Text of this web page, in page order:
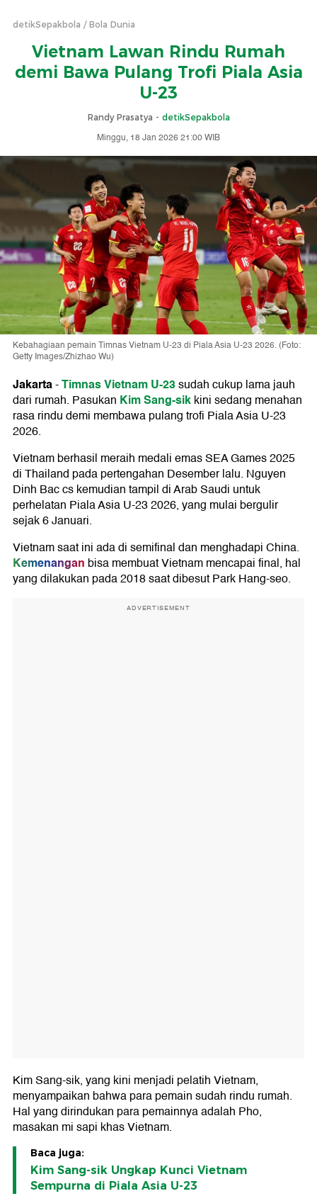
detikSepakbola Bola Dunia
Vietnam Lawan Rindu Rumah
demi Bawa Pulang Trofi Piala Asia
U-23
Randy Prasatya - detikSepakbola
Minggu, 18 Jan 2026 21:00 WIB
Kebahagiaan pemain Timnas Vietnam U-23 di Piala Asia U-23 2026. (Foto:
Getty Images/Zhizhao Wu)
Jakarta-Timnas Vietnam U-23sudah cukup lama jauh
dari rumah. Pasukan Kim Sang-sikkini sedang menahan
rasa rindu demi membawa pulang trofi Piala Asia U-23
2026.
Vietnam berhasil meraih medali emas SEA Games 2025
di Thailand pada pertengahan Desember lalu. Nguyen
Dinh Bac cs kemudian tampil di Arab Saudi untuk
perhelatan Piala Asia U-23 2026, yang mulai bergulir
sejak 6 Januari.
Vietnam saat ini ada di semifinal dan menghadapi China.
Kemenangan bisa membuat Vietnam mencapai final, hal
yang dilakukan pada 2018 saat dibesut Park Hang-seo.
ADVERTISEMENT
Kim Sang-sik, yang kini menjadi pelatih Vietnam,
menyampaikan bahwa para pemain sudah rindu rumah.
Hal yang dirindukan para pemainnya adalah Pho,
masakan mi sapi khas Vietnam.
Baca juga:
Kim Sang-sik Ungkap Kunci Vietnam
Sempurna di Piala Asia U-23